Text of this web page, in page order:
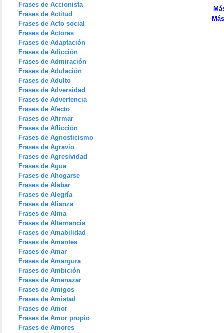
Frases de Accionista
Frases de Actitud
Frases de Acto social
Frases de Actores
Frases de Adaptación
Frases de Adicción
Frases de Admiración
Frases de Adulación
Frases de Adulto
Frases de Adversidad
Frases de Advertencia
Frases de Afecto
Frases de Afirmar
Frases de Aflicción
Frases de Agnosticismo
Frases de Agravio
Frases de Agresividad
Frases de Agua
Frases de Ahogarse
Frases de Alabar
Frases de Alegría
Frases de Alianza
Frases de Alma
Frases de Alternancia
Frases de Amabilidad
Frases de Amantes
Frases de Amar
Frases de Amargura
Frases de Ambición
Frases de Amenazar
Frases de Amigos
Frases de Amistad
Frases de Amor
Frases de Amor propio
Frases de Amores